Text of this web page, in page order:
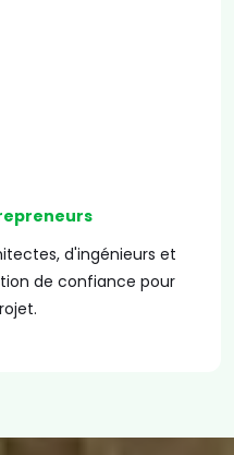
d'ingénieurs et
de confiance pour